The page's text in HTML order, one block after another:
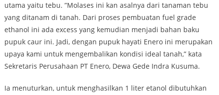
utama yaitu tebu. ”Molases ini kan asalnya dari tanaman tebu
yang ditanam di tanah. Dari proses pembuatan fuel grade
ethanol ini ada excess yang kemudian menjadi bahan baku
pupuk caur ini. Jadi, dengan pupuk hayati Enero ini merupakan
upaya kami untuk mengembalikan kondisi ideal tanah,” kata
Sekretaris Perusahaan PT Enero, Dewa Gede Indra Kusuma.
Ia menuturkan, untuk menghasilkan 1 liter etanol dibutuhkan